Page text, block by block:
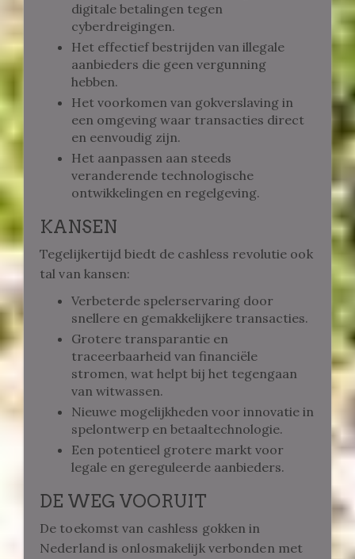
digitale betalingen tegen
cyberdreigingen.
Het effectief bestrijden van illegale
aanbieders die geen vergunning
hebben.
Het voorkomen van gokverslaving in
een omgeving waar transacties direct
en eenvoudig zijn.
Het aanpassen aan steeds
veranderende technologische
ontwikkelingen en regelgeving.
KANSEN
Tegelijkertijd biedt de cashless revolutie ook
tal van kansen:
Verbeterde spelerservaring door
snellere en gemakkelijkere transacties.
Grotere transparantie en
traceerbaarheid van financiële
stromen, wat helpt bij het tegengaan
van witwassen.
Nieuwe mogelijkheden voor innovatie in
spelontwerp en betaaltechnologie.
Een potentieel grotere markt voor
legale en gereguleerde aanbieders.
DE WEG VOORUIT
De toekomst van cashless gokken in
Nederland is onlosmakelijk verbonden met